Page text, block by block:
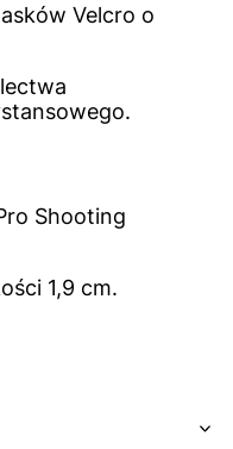
Velcro o
Shooting
1,9 cm.